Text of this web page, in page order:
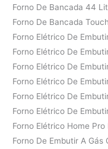
Forno De Bancada 44
Forno De Bancada
Forno Elétrico De
Forno Elétrico De
Forno Elétrico De
Forno Elétrico De
Forno Elétrico De
Forno Elétrico De
Forno Elétrico Home
Forno De Embutir A Gás